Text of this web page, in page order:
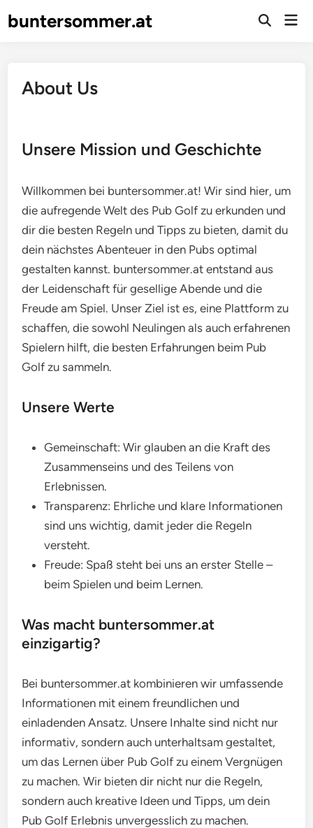
tobuntersommer.at
Open
About Us
Unsere Mission und Geschichte
Willkommen bei buntersommer.at! Wir sind hier, um
die aufregende Welt des Pub Golf zu erkunden und
dir die besten Regeln und Tipps zu bieten, damit du
dein nächstes Abenteuer in den Pubs optimal
gestalten kannst. buntersommer.at entstand aus
der Leidenschaft für gesellige Abende und die
Freude am Spiel. Unser Ziel ist es, eine Plattform zu
schaffen, die sowohl Neulingen als auch erfahrenen
Spielern hilft, die besten Erfahrungen beim Pub
Golf zu sammeln.
Unsere Werte
Gemeinschaft: Wir glauben an die Kraft des
Zusammenseins und des Teilens von
Erlebnissen.
Transparenz: Ehrliche und klare Informationen
sind uns wichtig, damit jeder die Regeln
versteht.
Freude: Spaß steht bei uns an erster Stelle –
beim Spielen und beim Lernen.
Was macht buntersommer.at
einzigartig?
Bei buntersommer.at kombinieren wir umfassende
Informationen mit einem freundlichen und
einladenden Ansatz. Unsere Inhalte sind nicht nur
informativ, sondern auch unterhaltsam gestaltet,
um das Lernen über Pub Golf zu einem Vergnügen
zu machen. Wir bieten dir nicht nur die Regeln,
sondern auch kreative Ideen und Tipps, um dein
Pub Golf Erlebnis unvergesslich zu machen.